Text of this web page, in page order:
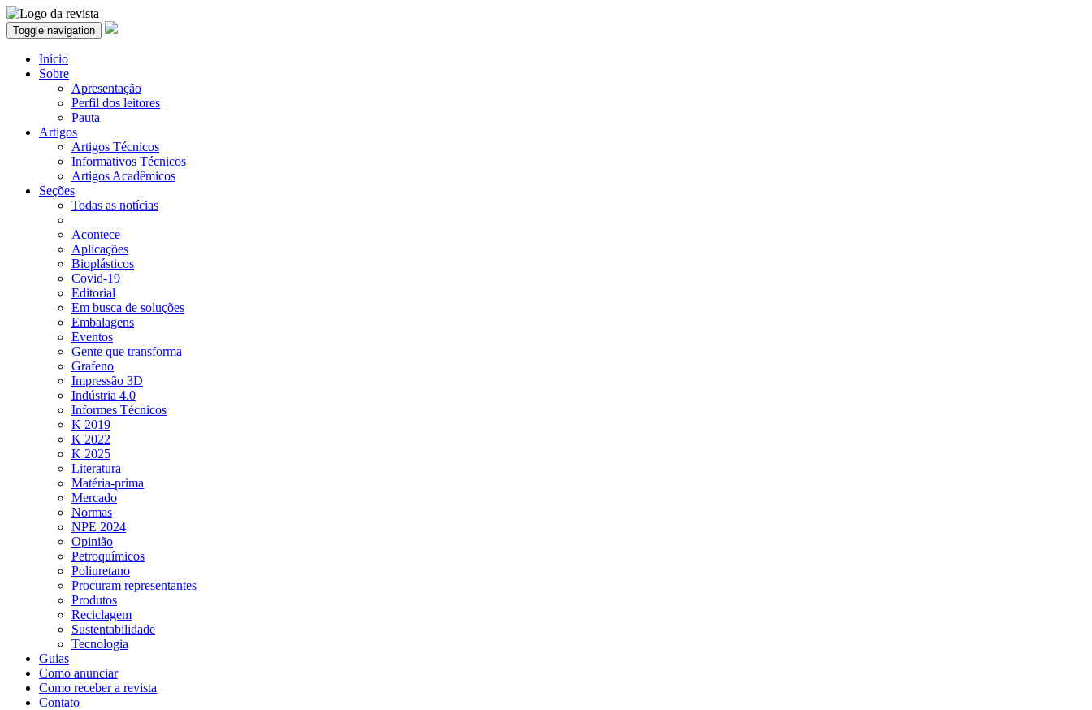
Toggle navigation
Início
Sobre
Apresentação
Perfil dos leitores
Pauta
Artigos
Artigos Técnicos
Informativos Técnicos
Artigos Acadêmicos
Seções
Todas as notícias
Acontece
Aplicações
Bioplásticos
Covid-19
Editorial
Em busca de soluções
Embalagens
Eventos
Gente que transforma
Grafeno
Impressão 3D
Indústria 4.0
Informes Técnicos
K 2019
K 2022
K 2025
Literatura
Matéria-prima
Mercado
Normas
NPE 2024
Opinião
Petroquímicos
Poliuretano
Procuram representantes
Produtos
Reciclagem
Sustentabilidade
Tecnologia
Guias
Como anunciar
Como receber a revista
Contato